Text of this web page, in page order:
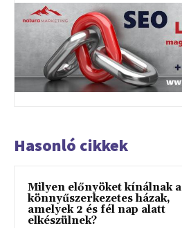
Hasonló cikkek
Milyen előnyöket kínálnak a
könnyűszerkezetes házak,
amelyek 2 és fél nap alatt
elkészülnek?